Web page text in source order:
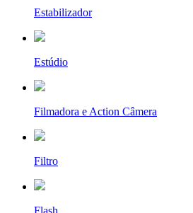
Estabilizador
Estúdio
Filmadora e Action Câmera
Filtro
Flash